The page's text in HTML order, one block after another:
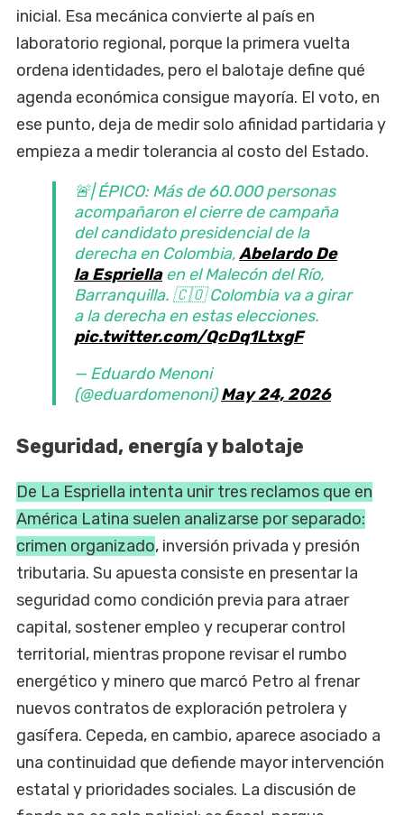
inicial. Esa mecánica convierte al país en
laboratorio regional, porque la primera vuelta
ordena identidades, pero el balotaje define qué
agenda económica consigue mayoría. El voto, en
ese punto, deja de medir solo afinidad partidaria y
empieza a medir tolerancia al costo del Estado.
🚨| ÉPICO: Más de 60.000 personas
acompañaron el cierre de campaña
del candidato presidencial de la
derecha en Colombia,Abelardo De
la Espriellaen el Malecón del Río,
Barranquilla. 🇨🇴 Colombia va a girar
a la derecha en estas elecciones.
pic.twitter.com/QcDq1LtxgF
— Eduardo Menoni
(@eduardomenoni)May 24, 2026
Seguridad, energía y balotaje
De La Espriella intenta unir tres reclamos que en
América Latina suelen analizarse por separado:
crimen organizado, inversión privada y presión
tributaria. Su apuesta consiste en presentar la
seguridad como condición previa para atraer
capital, sostener empleo y recuperar control
territorial, mientras propone revisar el rumbo
energético y minero que marcó Petro al frenar
nuevos contratos de exploración petrolera y
gasífera. Cepeda, en cambio, aparece asociado a
una continuidad que defiende mayor intervención
estatal y prioridades sociales. La discusión de